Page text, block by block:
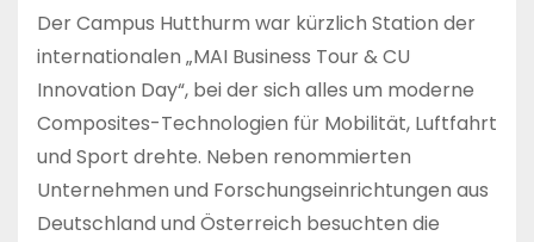
Der Campus Hutthurm war kürzlich Station der
internationalen „MAI Business Tour & CU
Innovation Day“, bei der sich alles um moderne
Composites-Technologien für Mobilität, Luftfahrt
und Sport drehte. Neben renommierten
Unternehmen und Forschungseinrichtungen aus
Deutschland und Österreich besuchten die